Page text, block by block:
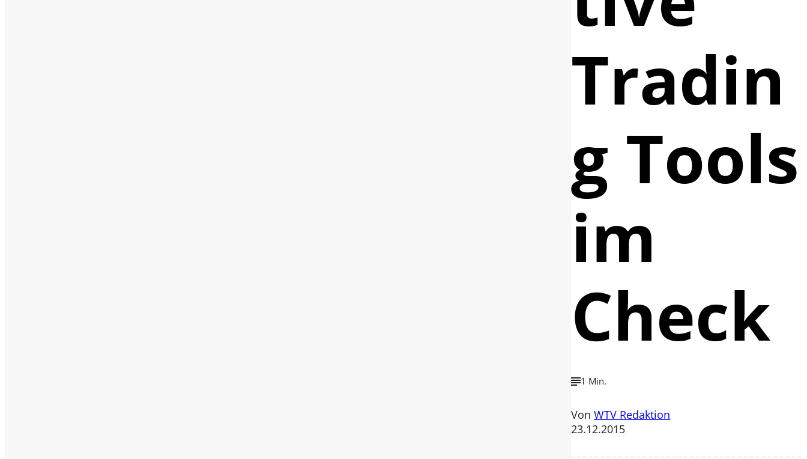
Tradin
g Tools
im
Check
1 Min.
VonWTV Redaktion
23.12.2015